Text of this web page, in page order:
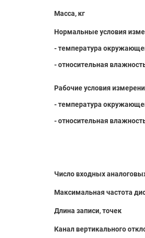
Масса, кг
Нормальные условия
- температура
- относительная
Рабочие условия
- температура
- относительная
Число входных
Максимальная частота
Длина записи, точек
Канал вертикального